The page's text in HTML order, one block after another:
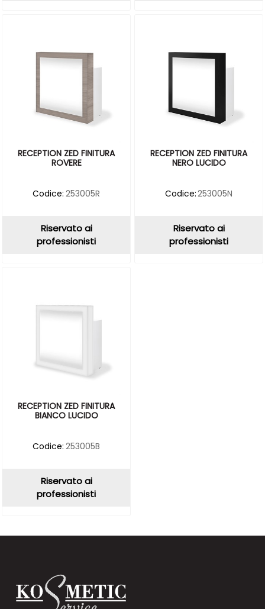
RECEPTION ZED FINITURA
ROVERE
Codice: 253005R
Riservato ai
professionisti
RECEPTION ZED FINITURA
NERO LUCIDO
Codice:253005N
Riservato ai
professionisti
RECEPTION ZED FINITURA
BIANCO LUCIDO
Codice: 253005B
Riservato ai
professionisti